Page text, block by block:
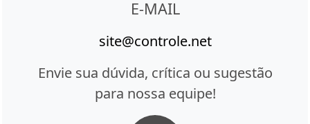
E-MAIL
site@controle.net
Envie sua dúvida, crítica ou sugestão
para nossa equipe!